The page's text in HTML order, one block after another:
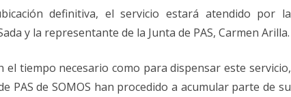
definitiva, el servicio estará atendido por la
y la representante de la Junta de PAS, Carmen Arilla.
tiempo necesario como para dispensar este servicio,
PAS de SOMOS han procedido a acumular parte de su